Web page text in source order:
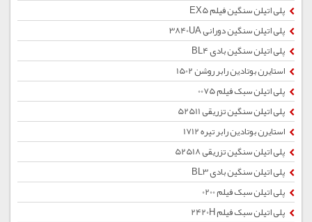
پلی اتیلن سنگین فیلم EX5
پلی اتیلن سنگین دورانی 3840UA
پلی اتیلن سنگین بادی BL4
استایرن بوتادین رابر روشن 1502
پلی اتیلن سبک فیلم 0075
پلی اتیلن سنگین تزریقی 52511
استایرن بوتادین رابر تیره 1712
پلی اتیلن سنگین تزریقی 52518
پلی اتیلن سنگین بادی BL3
پلی اتیلن سبک فیلم 0200
پلی اتیلن سبک فیلم 2420H